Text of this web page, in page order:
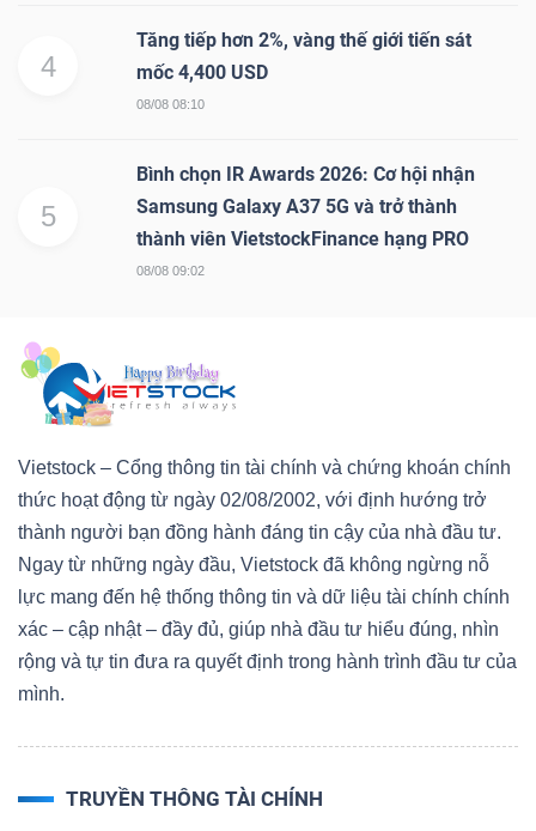
4
Tăng tiếp hơn 2%, vàng thế giới tiến sát
mốc 4,400 USD
08/08 08:10
5
Bình chọn IR Awards 2026: Cơ hội nhận
Samsung Galaxy A37 5G và trở thành
thành viên VietstockFinance hạng PRO
08/08 09:02
Vietstock – Cổng thông tin tài chính và chứng khoán chính
thức hoạt động từ ngày 02/08/2002, với định hướng trở
thành người bạn đồng hành đáng tin cậy của nhà đầu tư.
Ngay từ những ngày đầu, Vietstock đã không ngừng nỗ
lực mang đến hệ thống thông tin và dữ liệu tài chính chính
xác – cập nhật – đầy đủ, giúp nhà đầu tư hiểu đúng, nhìn
rộng và tự tin đưa ra quyết định trong hành trình đầu tư của
mình.
TRUYỀN THÔNG TÀI CHÍNH